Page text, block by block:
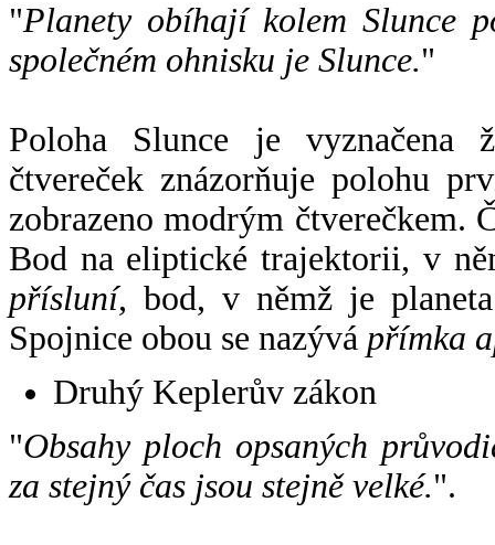
"Planety obíhají kolem Slunce
společném ohnisku je Slunce."
Poloha Slunce je vyznačena
čtvereček znázorňuje polohu
zobrazeno modrým čtverečkem.
Bod na eliptické trajektorii, v
přísluní, bod, v němž je
Spojnice obou se nazývá přímka
Druhý Keplerův zákon
"Obsahy ploch opsaných
za stejný čas jsou stejně velké.".